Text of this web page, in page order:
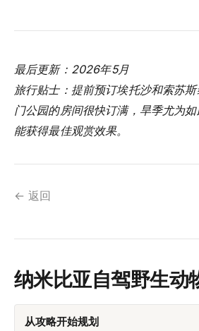
最后更新：2026年5月
旅行贴士：提前预订埃托沙和索苏
门公园的房间很快订满，旱季尤为
能获得最佳观赏效果。
← 返回
纳米比亚自驾野生动
从攻略开始规划